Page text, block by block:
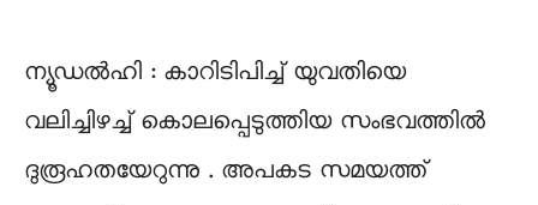
ന്യൂഡൽഹി : കാറിടിപിച്ച് യുവതിയെ
വലിച്ചിഴച്ച് കൊലപ്പെടുത്തിയ സംഭവത്തിൽ
ദുരൂഹതയേറുന്നു . അപകട സമയത്ത്